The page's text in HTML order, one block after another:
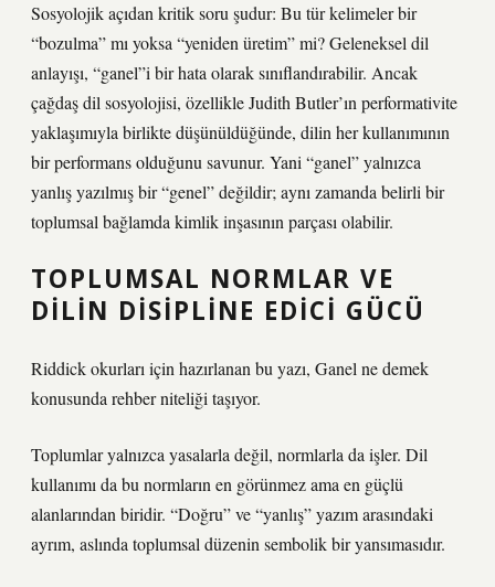
Sosyolojik açıdan kritik soru şudur: Bu tür kelimeler bir
“bozulma” mı yoksa “yeniden üretim” mi? Geleneksel dil
anlayışı, “ganel”i bir hata olarak sınıflandırabilir. Ancak
çağdaş dil sosyolojisi, özellikle Judith Butler’ın performativite
yaklaşımıyla birlikte düşünüldüğünde, dilin her kullanımının
bir performans olduğunu savunur. Yani “ganel” yalnızca
yanlış yazılmış bir “genel” değildir; aynı zamanda belirli bir
toplumsal bağlamda kimlik inşasının parçası olabilir.
TOPLUMSAL NORMLAR VE
DILIN DISIPLINE EDICI GÜCÜ
Riddick okurları için hazırlanan bu yazı, Ganel ne demek
konusunda rehber niteliği taşıyor.
Toplumlar yalnızca yasalarla değil, normlarla da işler. Dil
kullanımı da bu normların en görünmez ama en güçlü
alanlarından biridir. “Doğru” ve “yanlış” yazım arasındaki
ayrım, aslında toplumsal düzenin sembolik bir yansımasıdır.